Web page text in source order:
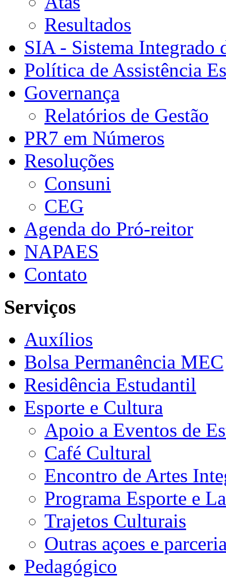
Resultados
SIA - Sistema Integrado
Política de Assistência
Governança
Relatórios de Gestão
PR7 em Números
Resoluções
Consuni
CEG
Agenda do Pró-reitor
NAPAES
Contato
Serviços
Auxílios
Bolsa Permanência MEC
Residência Estudantil
Esporte e Cultura
Apoio a Eventos de
Café Cultural
Encontro de Artes
Programa Esporte e
Trajetos Culturais
Outras açoes e
Pedagógico